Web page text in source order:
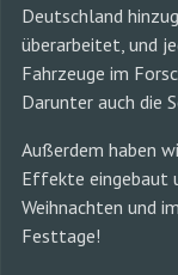
Deutschland
überarbeitet, und
Fahrzeuge im
Darunter auch die
Außerdem haben
Effekte eingebaut
Weihnachten und
Festtage!